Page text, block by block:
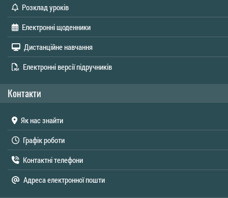
Розклад уроків
Електронні щоденники
Дистанційне навчання
Електронні версії підручників
Контакти
Як нас знайти
Графік роботи
Контактні телефони
Адреса електронної пошти